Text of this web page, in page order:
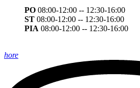
PO 08:00-12:00 -- 12:30-16:00
ST 08:00-12:00 -- 12:30-16:00
PIA 08:00-12:00 -- 12:30-16:00
hore